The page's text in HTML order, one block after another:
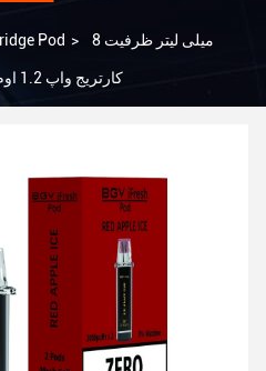
Pod > 8 میلی لیتر ظرفیت
کارتریج واپ 1.2 اوم مقاومت برای سازگاری قلم واپ